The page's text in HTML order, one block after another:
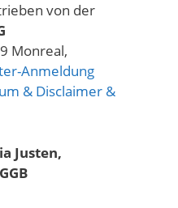
von der
Monreal,
Anmeldung
& Disclaimer &
Justen,